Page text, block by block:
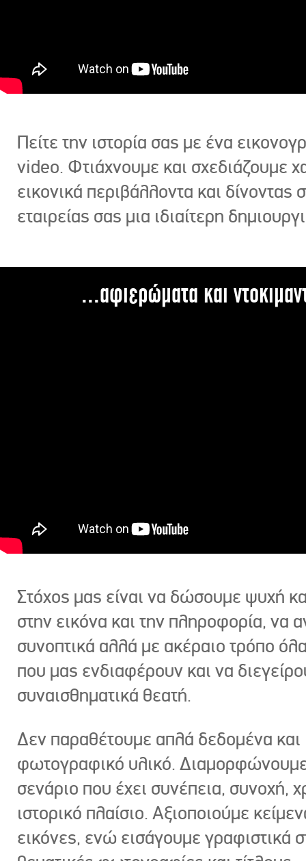
Πείτε την ιστορία σας με ένα
video. Φτιάχνουμε και σχεδιάζουμε
εικονικά περιβάλλοντα και δίνοντας
εταιρείας σας μια ιδιαίτερη
...αφιερώματα και
Στόχος μας είναι να δώσουμε ψυχή
στην εικόνα και την πληροφορία, να
συνοπτικά αλλά με ακέραιο τρόπο
που μας ενδιαφέρουν και να
συναισθηματικά θεατή.
Δεν παραθέτουμε απλά δεδομένα και
φωτογραφικό υλικό.
σενάριο που έχει συνέπεια, συνοχή,
ιστορικό πλαίσιο. Αξιοποιούμε
εικόνες, ενώ εισάγουμε γραφιστικά